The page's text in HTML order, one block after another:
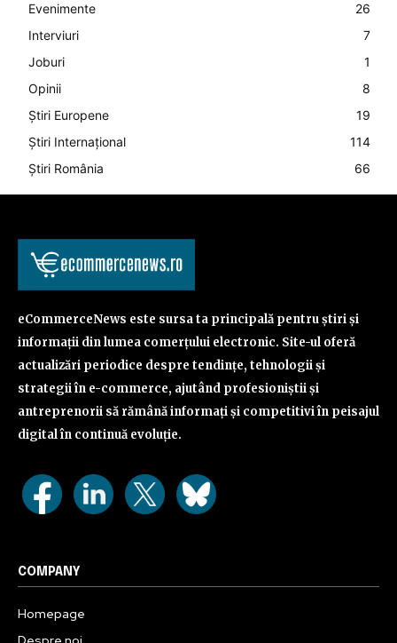
Evenimente
26
Interviuri
7
Joburi
1
Opinii
8
Știri Europene
19
Știri Internațional
114
Știri România
66
eCommerceNews este sursa ta principală pentru știri și
informații din lumea comerțului electronic. Site-ul oferă
actualizări periodice despre tendințe, tehnologii și
strategii în e-commerce, ajutând profesioniștii și
antreprenorii să rămână informați și competitivi în peisajul
digital în continuă evoluție.
COMPANY
Homepage